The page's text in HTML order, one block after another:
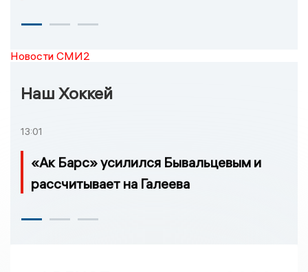
Новости СМИ2
Наш Хоккей
13:01
«Ак Барс» усилился Бывальцевым и
рассчитывает на Галеева